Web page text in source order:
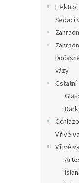
Elektro
Sedací
Vázy
Ostatní
Vířivé
Vířivé